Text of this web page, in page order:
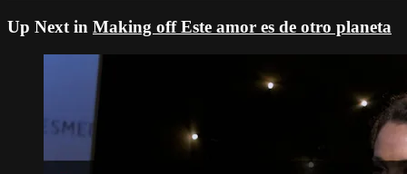
Up Next in Making off Este amor es de otro planeta